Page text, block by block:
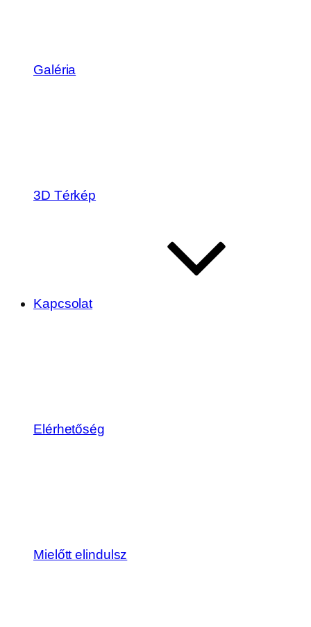
Galéria
3D Térkép
Kapcsolat
Elérhetőség
Mielőtt elindulsz